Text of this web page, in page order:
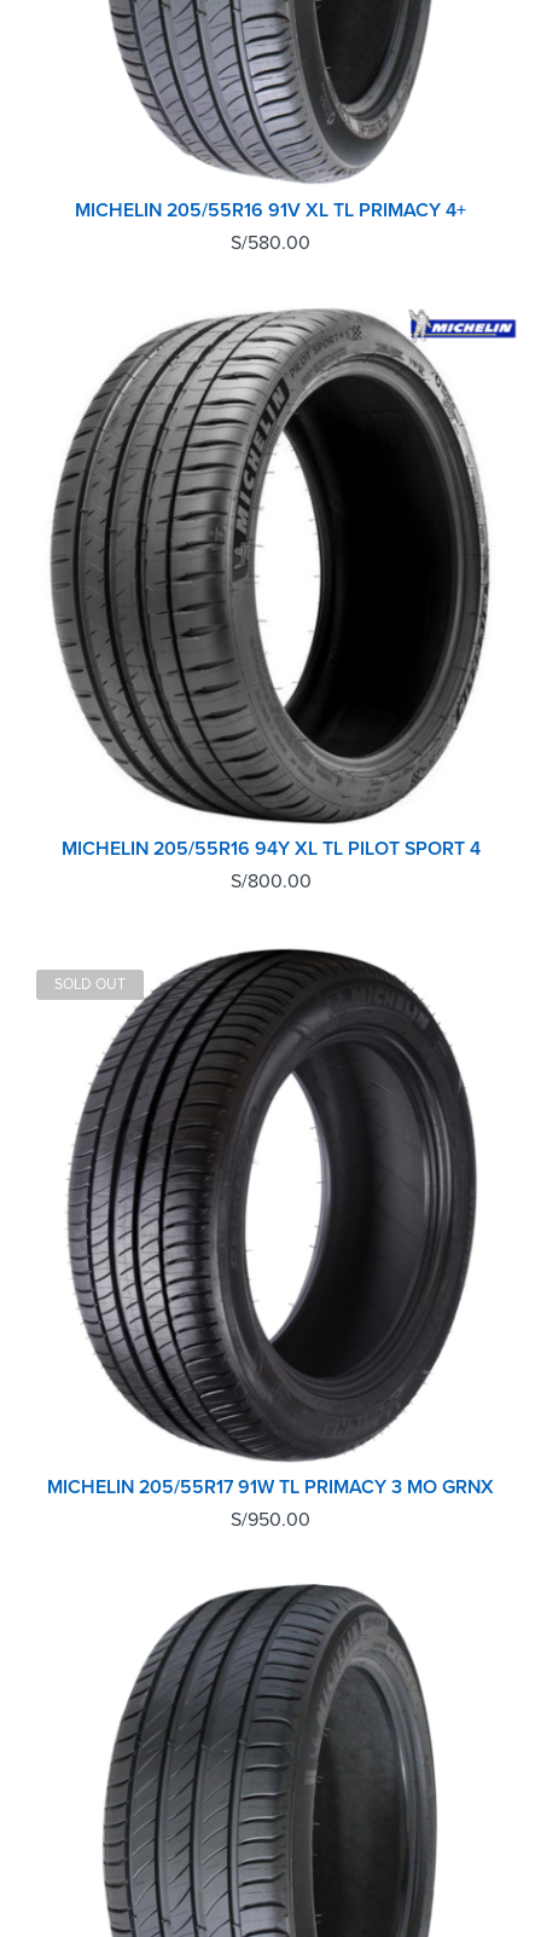
MICHELIN 205/55R16 91V XL TL PRIMACY 4+
S/580.00
MICHELIN 205/55R16 94Y XL TL PILOT SPORT 4
S/800.00
SOLD OUT
MICHELIN 205/55R17 91W TL PRIMACY 3 MO GRNX
S/950.00